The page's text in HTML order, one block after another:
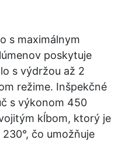
s maximálnym
poskytuje
s výdržou až 2
režime. Inšpekčné
s výkonom 450
kĺbom, ktorý je
čo umožňuje